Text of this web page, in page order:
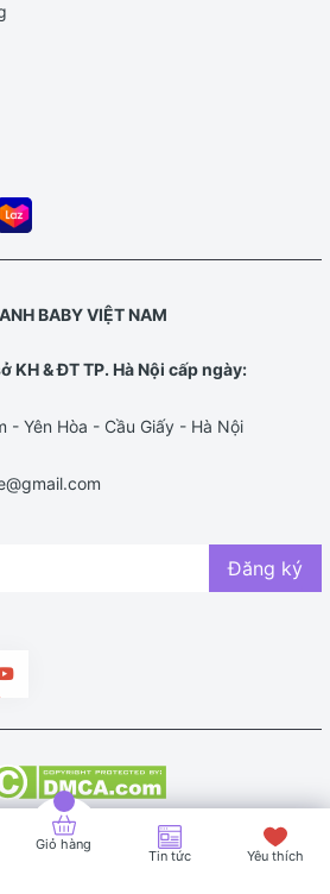
BABY VIỆT NAM
KH & ĐT TP. Hà Nội cấp ngày:
- Yên Hòa - Cầu Giấy - Hà Nội
Đăng ký
ANH BABY STORE |Cung cấp bởiSapo
Giỏ hàng
Tin tức Yêu thích